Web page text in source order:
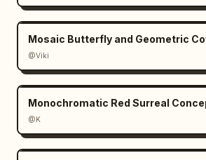
Mosaic Butterfly and Geometric
@Viki
Monochromatic Red Surreal
@K